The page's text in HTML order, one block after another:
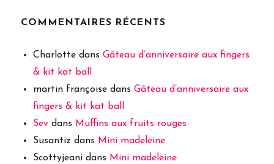
COMMENTAIRES RÉCENTS
Charlotte dansGâteau d’anniversaire aux fingers
& kit kat ball
martin françoise dansGâteau d’anniversaire aux
fingers & kit kat ball
Sev dans Muffins aux fruits rouges
Susantiz dans Mini madeleine
Scottyjeani dans Mini madeleine